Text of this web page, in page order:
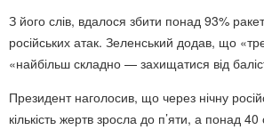
З його слів, вдалося збити понад 93% ракет
російських атак. Зеленський додав, що
«найбільш складно — захищатися від
Президент наголосив, що через нічну
кількість жертв зросла до п’яти, а понад